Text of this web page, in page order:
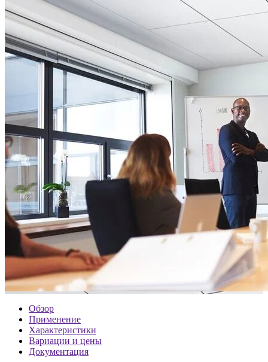
Обзор
Применение
Характеристики
Вариации и цены
Документация